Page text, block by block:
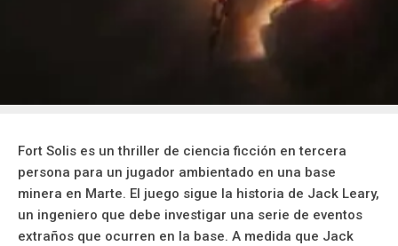
Fort Solis es un thriller de ciencia ficción en tercera
persona para un jugador ambientado en una base
minera en Marte. El juego sigue la historia de Jack Leary,
un ingeniero que debe investigar una serie de eventos
extraños que ocurren en la base. A medida que Jack